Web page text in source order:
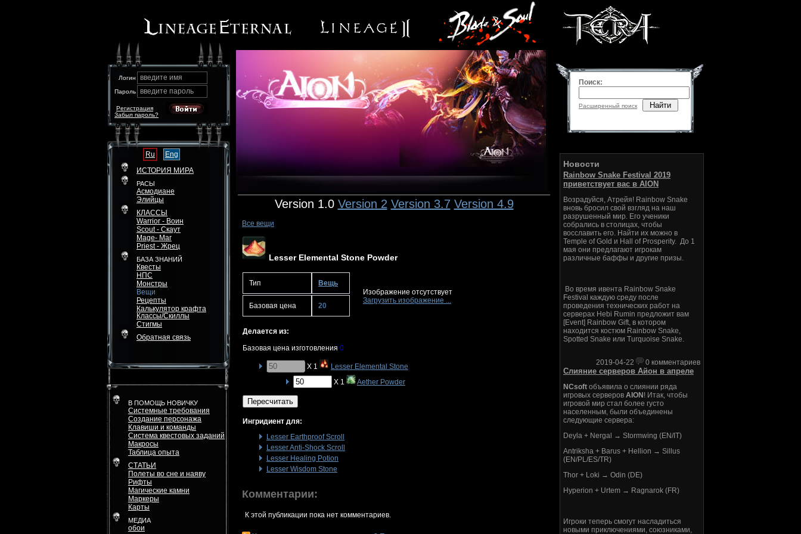
Логин введите имя
Пароль введите пароль
Забыл пароль?
Регистрация
Ru
Eng
ИСТОРИЯ МИРА
РАСЫ
Асмодиане
Элийцы
КЛАССЫ
Warrior - Воин
Scout - Скаут
Mage- Маг
Priest - Жрец
БАЗА ЗНАНИЙ
Квесты
НПС
Монстры
Вещи
Рецепты
Калькулятор крафта
Классы/Скиллы
Стигмы
Обратная связь
В ПОМОЩЬ НОВИЧКУ
Системные требования
Создание персонажа
Клавиши и команды
Система квестовых заданий
Макросы
Таблица опыта
СТАТЬИ
Полеты во сне и наяву
Рифты
Магические камни
Маркеры
Карты
МЕДИА
обои
Version 1.0 Version 2 Version 3.7 Version 4.9
Все вещи
Lesser Elemental Stone Powder
Тип Вещь
Базовая цена 20
Изображение отсутствует
Загрузить изображение ...
Делается из:
Базовая цена изготовления 0
X 1
Lesser Elemental Stone
X 1
Aether Powder
Пересчитать
Ингридиент для:
Lesser Earthproof Scroll
Lesser Anti-Shock Scroll
Lesser Healing Potion
Lesser Wisdom Stone
Комментарии:
К этой публикации пока нет комментариев.
Поиск:
Расширенный поиск Найти
Новости
Rainbow Snake Festival 2019
приветствует вас в AION
Возрадуйся, Атрейя! Rainbow Snake
вновь бросил свой взгляд на наш
разрушенный мир. Его ученики
собрались в столицах, чтобы
восславить его. Найти их можно в
Temple of Gold и Hall of Prosperity. До 1
мая они предлагают игрокам
различные баффы и другие призы.
Во время ивента Rainbow Snake
Festival каждую среду после
проведения технических работ на
серверах Hebi Rumin предложит вам
[Event] Rainbow Gift, в котором
находится костюм Rainbow Snake,
Spotted Snake или Turquoise Snake.
2019-04-22 0 комментариев
Слияние серверов Айон в апреле
NCsoft объявила о слиянии ряда
игровых серверов AION ! Итак, чтобы
игровой мир стал более густо
населенным, были объединены
следующие сервера:
Deyla + Nergal → Stormwing (EN/IT)
Antriksha + Barus + Hellion → Sillus
(EN/PL/ES/TR)
Thor + Loki → Odin (DE)
Hyperion + Urtem → Ragnarok (FR)
Игроки теперь смогут насладиться
новыми приключениями, союзниками,